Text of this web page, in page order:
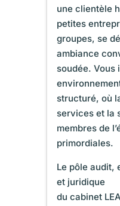
une clientèle
petites
groupes, se
ambiance
soudée. Vous
structuré, où
services et la
membres de
primordiales.
Le pôle audit,
et juridique
du cabinet